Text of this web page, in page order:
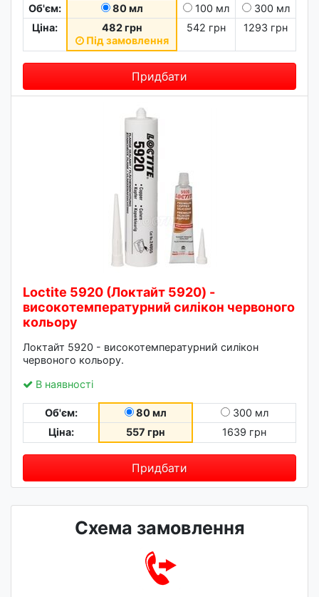
Об'єм: 80 мл 100 мл
300 мл
Ціна:
482 грн
Під замовлення
542 грн 1293 грн
Придбати
Loctite 5920 (Локтайт 5920) -
високотемпературний силікон червоного
кольору
Локтайт 5920 - високотемпературний силікон
червоного кольору.
В наявності
Об'єм: 80 мл
300 мл
Ціна:
557 грн 1639 грн
Придбати
Схема замовлення